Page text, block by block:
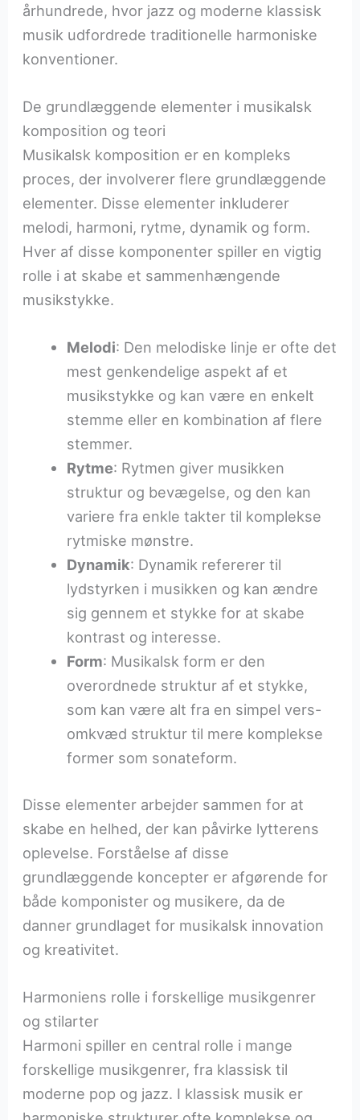
århundrede, hvor jazz og moderne klassisk
musik udfordrede traditionelle harmoniske
konventioner.
De grundlæggende elementer i musikalsk
komposition og teori
Musikalsk komposition er en kompleks
proces, der involverer flere grundlæggende
elementer. Disse elementer inkluderer
melodi, harmoni, rytme, dynamik og form.
Hver af disse komponenter spiller en vigtig
rolle i at skabe et sammenhængende
musikstykke.
Melodi: Den melodiske linje er ofte det
mest genkendelige aspekt af et
musikstykke og kan være en enkelt
stemme eller en kombination af flere
stemmer.
Rytme: Rytmen giver musikken
struktur og bevægelse, og den kan
variere fra enkle takter til komplekse
rytmiske mønstre.
Dynamik: Dynamik refererer til
lydstyrken i musikken og kan ændre
sig gennem et stykke for at skabe
kontrast og interesse.
Form: Musikalsk form er den
overordnede struktur af et stykke,
som kan være alt fra en simpel vers-
omkvæd struktur til mere komplekse
former som sonateform.
Disse elementer arbejder sammen for at
skabe en helhed, der kan påvirke lytterens
oplevelse. Forståelse af disse
grundlæggende koncepter er afgørende for
både komponister og musikere, da de
danner grundlaget for musikalsk innovation
og kreativitet.
Harmoniens rolle i forskellige musikgenrer
og stilarter
Harmoni spiller en central rolle i mange
forskellige musikgenrer, fra klassisk til
moderne pop og jazz. I klassisk musik er